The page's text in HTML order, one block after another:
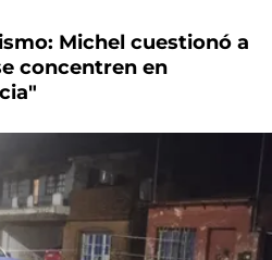
Michel cuestionó a
concentren en